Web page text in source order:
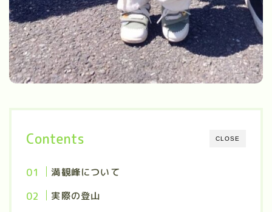
CLOSE
Contents
満観峰について
実際の登山